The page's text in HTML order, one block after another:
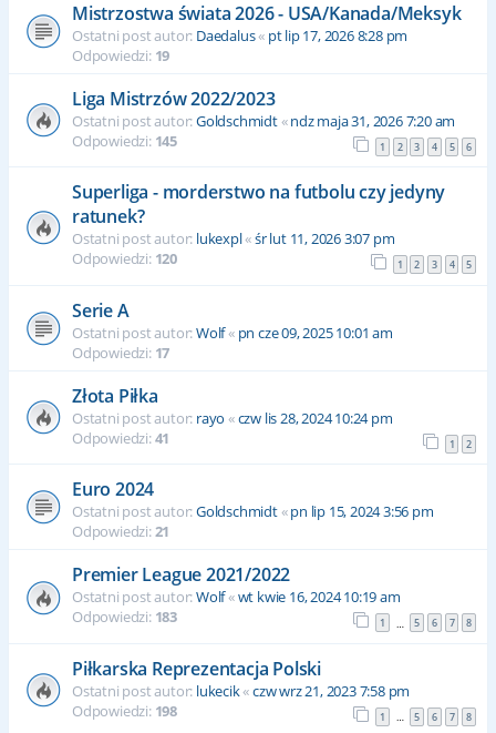
Mistrzostwa świata 2026 - USA/Kanada/Meksyk
Ostatni post autor: Daedalus« pt lip 17, 2026 8:28 pm
Odpowiedzi: 19
Liga Mistrzów 2022/2023
Ostatni post autor:Goldschmidt«ndz maja 31, 2026 7:20 am
Odpowiedzi: 145 1 2 3 4 5 6
Superliga - morderstwo na futbolu czy jedyny
ratunek?
Ostatni post autor: lukexpl«śr lut 11, 2026 3:07 pm
Odpowiedzi: 120 1 2 3 4 5
Serie A
Ostatni post autor:Wolf« pn cze 09, 2025 10:01 am
Odpowiedzi: 17
Złota Piłka
Ostatni post autor: rayo «czw lis 28, 2024 10:24 pm
Odpowiedzi:41 1 2
Euro 2024
Ostatni post autor:Goldschmidt«pn lip 15, 2024 3:56 pm
Odpowiedzi:21
Premier League 2021/2022
Ostatni post autor:Wolf«wt kwie 16, 2024 10:19 am
Odpowiedzi: 183 1 … 5 6 7 8
Piłkarska Reprezentacja Polski
Ostatni post autor: lukecik«czw wrz 21, 2023 7:58 pm
Odpowiedzi: 198 1 … 5 6 7 8